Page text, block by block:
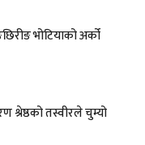
भोटियाको अर्को
श्रेष्ठको तस्वीरले चुम्यो